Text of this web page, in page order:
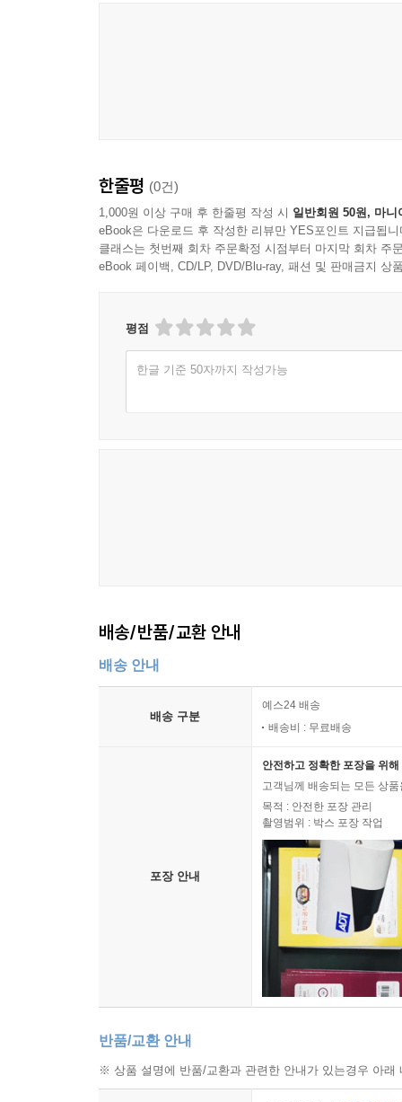
한줄평 (0건)
1,000원 이상 구매 후 한줄평 작성 시 일반회원 50원, 마니
eBook은 다운로드 후 작성한 리뷰만 YES포인트 지급됩니
클래스는 첫번째 회차 주문확정 시점부터 마지막 회차 주
eBook 페이백, CD/LP, DVD/Blu-ray, 패션 및 판매금지 상
평점
한글 기준 50자까지 작성가능
배송/반품/교환 안내
배송 안내
배송 구분
예스24 배송
배송비 : 무료배송
포장 안내
안전하고 정확한 포장을 위
고객님께 배송되는 모든 상
목적 : 안전한 포장 관리
촬영범위 : 박스 포장 작업
반품/교환 안내
※ 상품 설명에 반품/교환과 관련한 안내가 있는경우 아